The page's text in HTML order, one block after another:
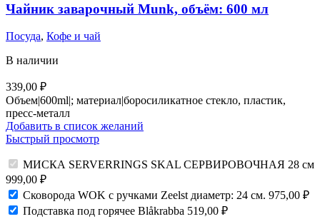
Чайник заварочный Munk, объём: 600 мл
Посуда, Кофе и чай
В наличии
339,00 ₽
Объем|600ml|; материал|боросиликатное стекло, пластик,
пресс-металл
Добавить в список желаний
Быстрый просмотр
МИСКА SERVERRINGS SKAL СЕРВИРОВОЧНАЯ 28 см
999,00 ₽
Сковорода WOK с ручками Zeelst диаметр: 24 см. 975,00 ₽
Подставка под горячее Blåkrabba 519,00 ₽